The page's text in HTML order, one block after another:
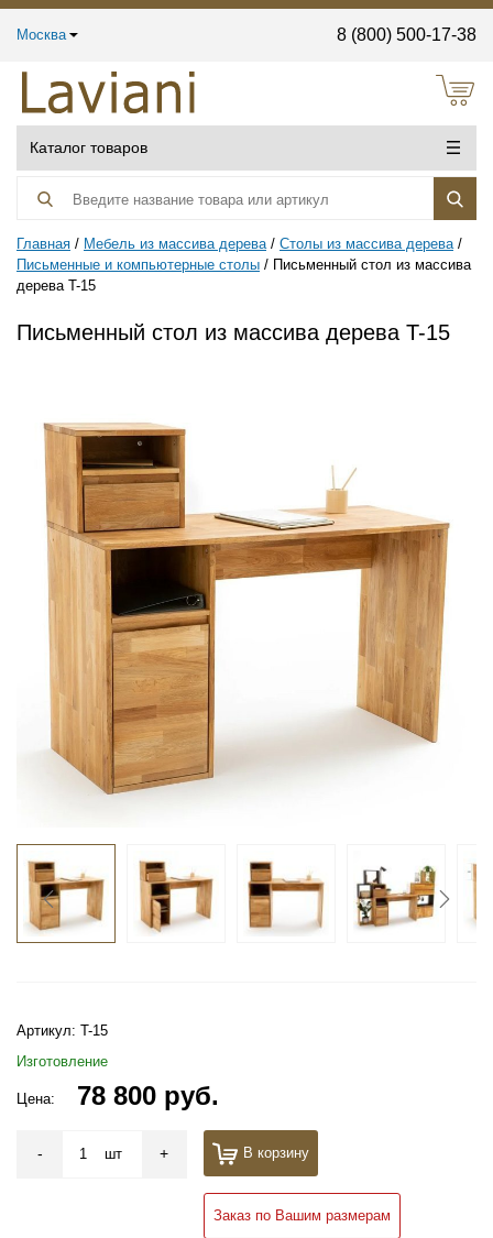
Москва 8 (800) 500-17-38
Каталог товаров
Главная Мебель из массива дерева
Столы из массива дерева
Письменные и компьютерные столы
Письменный стол из массива
дерева T-15
Письменный стол из массива дерева T-15
Артикул: T-15
Изготовление
Цена: 78 800 руб.
- шт + В корзину
Заказ по Вашим размерам